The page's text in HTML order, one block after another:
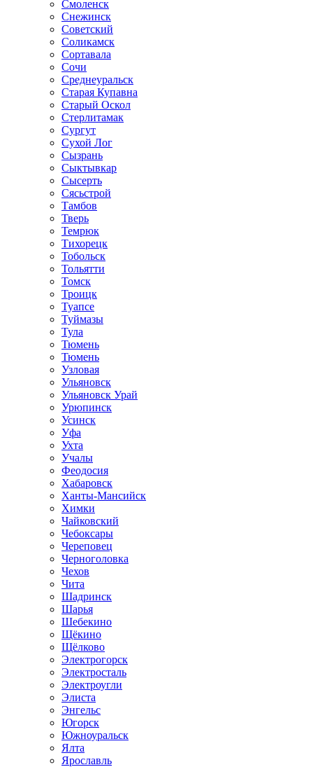
Смоленск
Снежинск
Советский
Соликамск
Сортавала
Сочи
Среднеуральск
Старая Купавна
Старый Оскол
Стерлитамак
Сургут
Сухой Лог
Сызрань
Сыктывкар
Сысерть
Сясьстрой
Тамбов
Тверь
Темрюк
Тихорецк
Тобольск
Тольятти
Томск
Троицк
Туапсе
Туймазы
Тула
Тюмень
Тюмень
Узловая
Ульяновск
Ульяновск Урай
Урюпинск
Усинск
Уфа
Ухта
Учалы
Феодосия
Хабаровск
Ханты-Мансийск
Химки
Чайковский
Чебоксары
Череповец
Черноголовка
Чехов
Чита
Шадринск
Шарья
Шебекино
Щёкино
Щёлково
Электрогорск
Электросталь
Электроугли
Элиста
Энгельс
Югорск
Южноуральск
Ялта
Ярославль